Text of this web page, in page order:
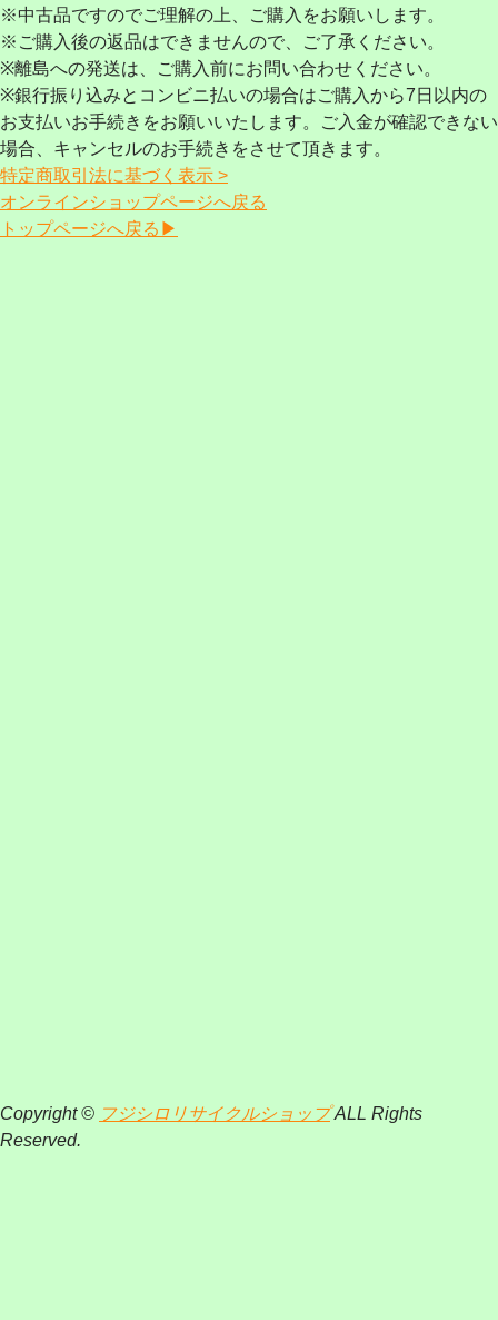
※中古品ですのでご理解の上、ご購入をお願いします。
※ご購入後の返品はできませんので、ご了承ください。
※離島への発送は、ご購入前にお問い合わせください。
※銀行振り込みとコンビニ払いの場合はご購入から7日以内の
お支払いお手続きをお願いいたします。ご入金が確認できない
場合、キャンセルのお手続きをさせて頂きます。
特定商取引法に基づく表示 >
オンラインショップページへ戻る
トップページへ戻る▶
Copyright © フジシロリサイクルショップALL Rights
Reserved.